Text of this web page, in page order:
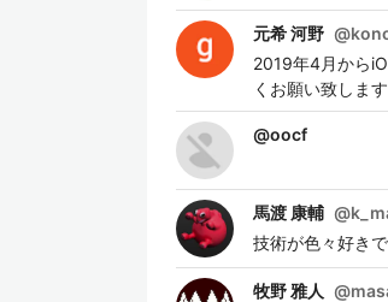
元希 河野 @
2019年4月から
くお願い致します
@oocf
馬渡 康輔 @
技術が色々好き
牧野 雅人 @